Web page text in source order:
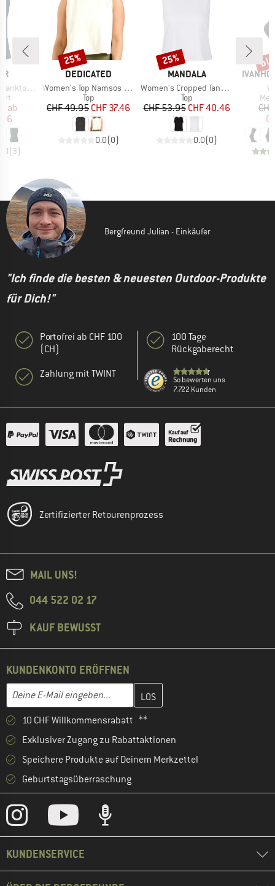
Tencel
Preis
ab
(3)
MARKE
DEDICATED
Artikel
Women's Top Namsos Hemp
Produktgruppe
Top
Preis
CHF 49.95reduzierter Preis
CHF 37.46
0.0(0)
Rabatt
25%
MARKE
MANDALA
Artikel
Women's Cropped Tank Top
Produktgruppe
Top
Preis
CHF 53.95reduzierter Preis
CHF 40.46
0.0(0)
Rabatt
25%
MARKE
Bergfreund Julian - Einkäufer
"Ich finde die besten & neuesten Outdoor-Produkte
für Dich!"
Portofrei ab CHF 100
(CH)
Zahlung mit TWINT
100 Tage
Rückgaberecht
So bewerten uns
7.722 Kunden
Zertifizierter Retourenprozess
MAIL UNS!
044 522 02 17
KAUF BEWUSST
KUNDENKONTO ERÖFFNEN
E-Mail-Adresse
Gib hier deine E-Mail-Adresse ein und erstelle im nächsten
10 CHF Willkommensrabatt **
Exklusiver Zugang zu Rabattaktionen
Speichere Produkte auf Deinem Merkzettel
Geburtstagsüberraschung
KUNDENSERVICE